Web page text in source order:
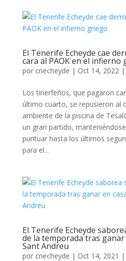
El Tenerife Echeyde cae
cara al PAOK en el infierno
por cnecheyde | Oct 14, 2022|
Los tinerfeños, que pagaron
último cuarto, se repusieron al
ambiente de la piscina de
un gran partido,
puntuar hasta los últimos
para el...
El Tenerife Echeyde
de la temporada tras
Sant Andreu
por cnecheyde | Oct 14, 2021 |